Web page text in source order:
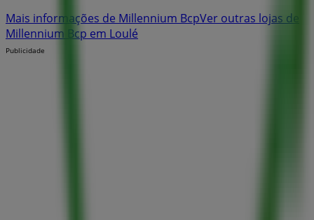
Mais informações de Millennium BcpVer outras lojas de
Millennium Bcp em Loulé
Publicidade